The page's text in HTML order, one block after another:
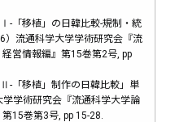
Ⅰ-「移植」の日韓比較-規制・統
）流通科学大学学術研究会『流
営情報編』第15巻第2号, pp
Ⅱ-「移植」制作の日韓比較」単
学術研究会『流通科学大学論
15巻第3号, pp 15-28.